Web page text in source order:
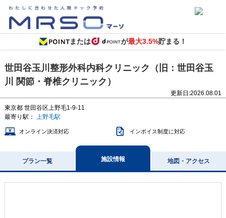
または が最大3.5%貯まる！
世田谷玉川整形外科内科クリニック（旧：世田谷玉
川 関節・脊椎クリニック）
更新日:2026.08.01
東京都 世田谷区上野毛1-9-11
最寄り駅： 上野毛駅
オンライン決済対応 インボイス制度に対応
プラン一覧 施設情報 地図・アクセス